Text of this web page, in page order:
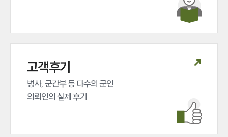
고객후기
병사, 군간부 등 다수의 군인
의뢰인의 실제 후기